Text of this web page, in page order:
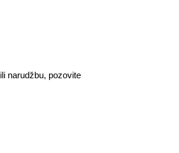
narudžbu, pozovite